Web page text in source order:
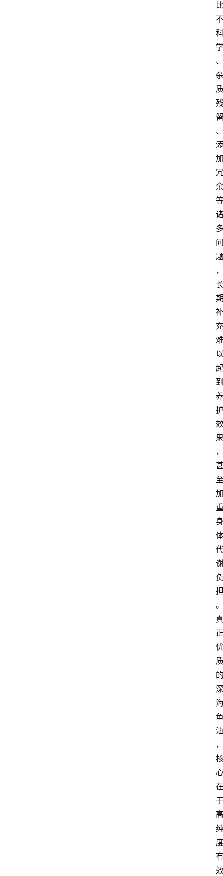
比
不
科
学
、
杂
质
残
留
、
添
加
冗
余
等
诸
多
问
题
，
长
期
补
充
难
以
起
到
养
护
效
果
，
甚
至
加
重
身
体
代
谢
负
担
。
真
正
优
质
的
深
海
鱼
油
，
核
心
在
于
高
纯
度
有
效